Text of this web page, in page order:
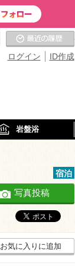
ID作成
ログイン
お気に入りの温泉
岩盤浴
宿泊
写真投稿
お気に入りに追加